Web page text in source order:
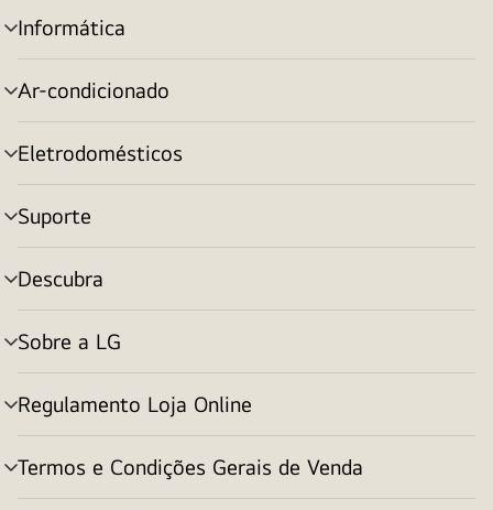
Informática
alternar
menu
Ar-condicionado
alternar
menu
Eletrodomésticos
alternar
menu
Suporte
alternar
menu
Descubra
alternar
menu
Sobre a LG
alternar
menu
Regulamento Loja Online
alternar
menu
Termos e Condições Gerais de Venda
alternar
menu